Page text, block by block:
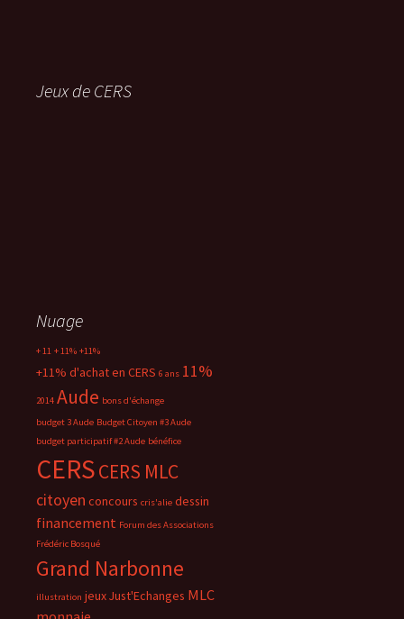
Jeux de CERS
Nuage
+ 11 + 11% +11%
+11% d'achat en CERS 6 ans 11%
2014 Aude bons d'échange
budget 3 Aude Budget Citoyen #3 Aude
budget participatif #2 Aude bénéfice
CERSCERS MLC
citoyen concours cris'alie dessin
financement Forum des Associations
Frédéric Bosqué
Grand Narbonne
illustration jeuxJust'Echanges MLC